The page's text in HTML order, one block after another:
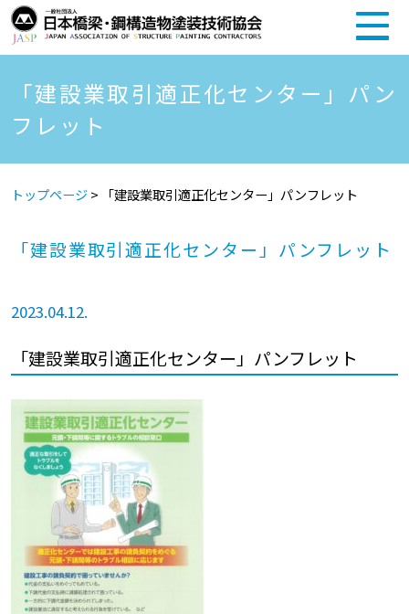
「建設業取引適正化センター」パン
フレット
トップページ> 「建設業取引適正化センター」パンフレット
「建設業取引適正化センター」パンフレット
2023.04.12.
「建設業取引適正化センター」パンフレット